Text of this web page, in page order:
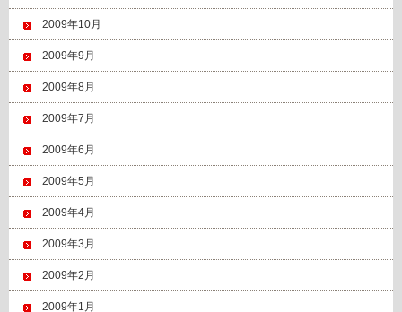
2009年10月
2009年9月
2009年8月
2009年7月
2009年6月
2009年5月
2009年4月
2009年3月
2009年2月
2009年1月